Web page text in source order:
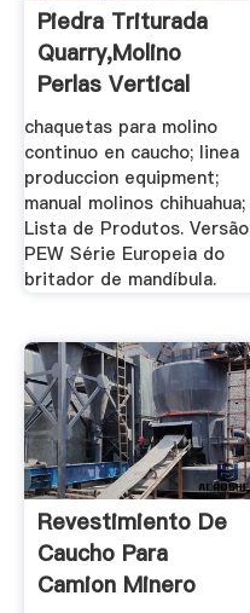
Piedra Triturada
Quarry,molino
Perlas Vertical
chaquetas para molino
continuo en caucho; linea
produccion equipment;
manual molinos chihuahua;
Lista de Produtos. Versão
PEW Série Europeia do
britador de mandíbula.
Revestimiento De
Caucho Para
Camion Minero